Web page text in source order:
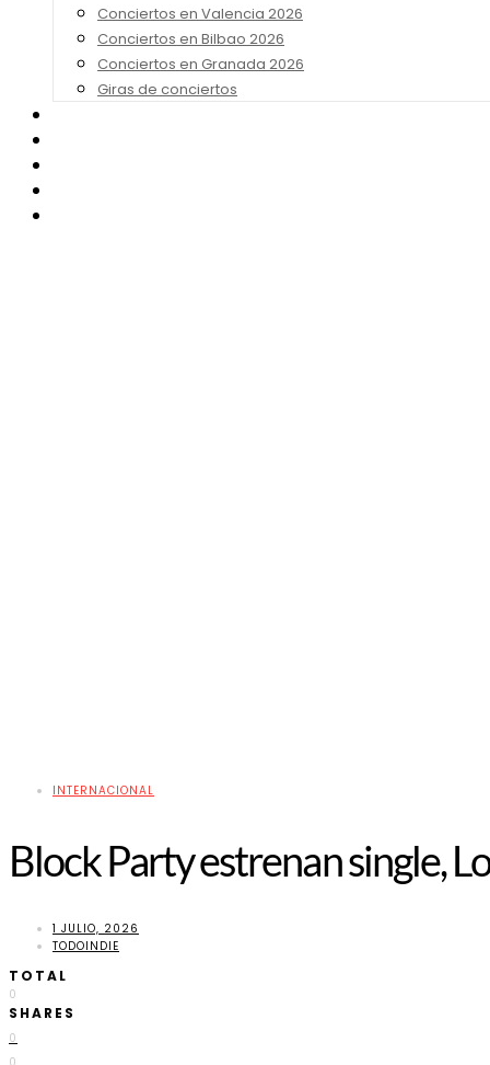
Conciertos en Valencia 2026
Conciertos en Bilbao 2026
Conciertos en Granada 2026
Giras de conciertos
INTERNACIONAL
Block Party estrenan single,
1 JULIO, 2026
TODOINDIE
TOTAL
0
SHARES
0